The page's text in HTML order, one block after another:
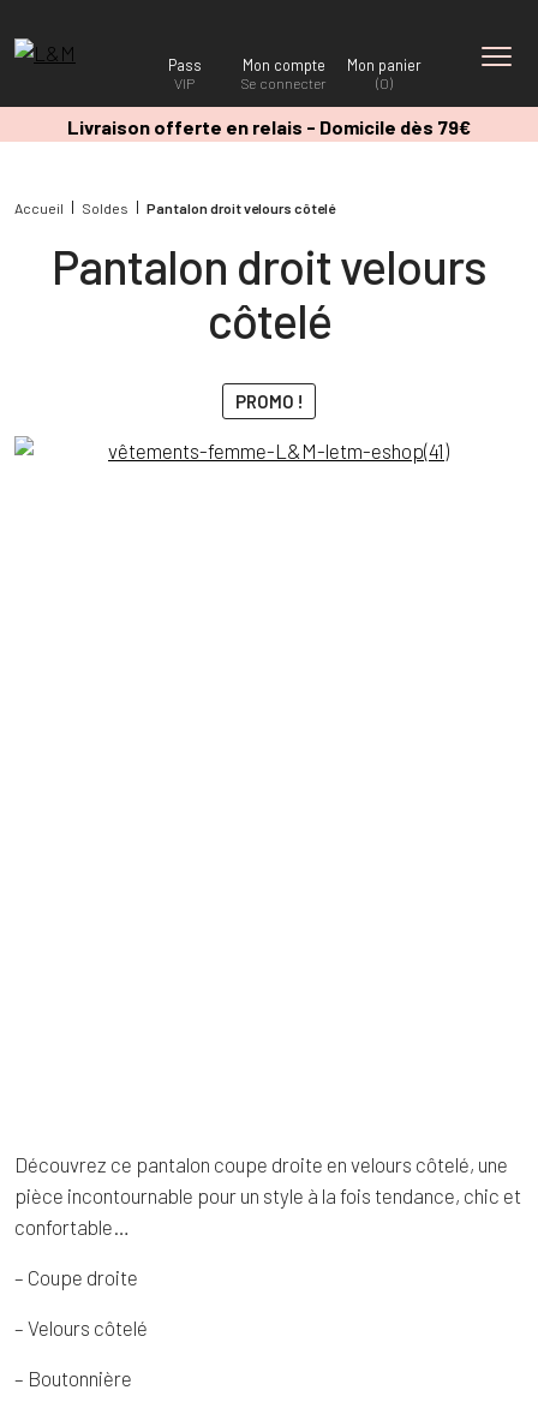
Pass
VIP
Mon compte
Se connecter
Mon panier
(0)
Livraison offerte en relais - Domicile dès 79€
Accueil Soldes Pantalon droit velours côtelé
Pantalon droit velours
côtelé
PROMO !
Découvrez ce pantalon coupe droite en velours côtelé, une
pièce incontournable pour un style à la fois tendance, chic et
confortable…
– Coupe droite
– Velours côtelé
– Boutonnière